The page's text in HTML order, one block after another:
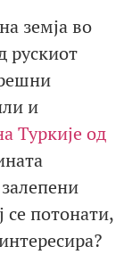
земја во
рускиот
и
Туркије од
се потонати,